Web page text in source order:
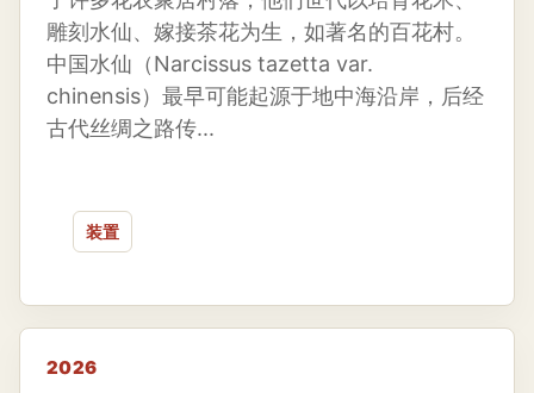
雕刻水仙、嫁接茶花为生，如著名的百花村。
中国水仙（Narcissus tazetta var.
chinensis）最早可能起源于地中海沿岸，后经
古代丝绸之路传...
装置
2026